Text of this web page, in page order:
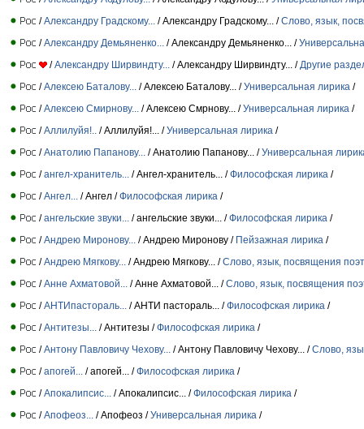
/Александру Градскому... / Александру Градскому... /Слово, язык,
/Александру Демьяненко... / Александру Демьяненко... /
/Александру Ширвиндту... / Александру Ширвиндту... / Другие
/Алексею Баталову... / Алексею Баталову... /Универсальная лирика /
/Алексею Смирнову... / Алексею Смрнову... /Универсальная лирика /
/Аллилуйя!.. / Аллилуйя!... /Универсальная лирика /
/Анатолию Папанову... / Анатолию Папанову... /Универсальная
/ангел-хранитель... / Ангел-хранитель... /Философская лирика /
/Ангел... / Ангел /Философская лирика /
/ангельские звуки... / ангельские звуки... /Философская лирика /
/Андрею Миронову... / Андрею Миронову / Пейзажная лирика /
/Андрею Мягкову... / Андрею Мягкову... /Слово, язык, посвящения
/Анне Ахматовой... / Анне Ахматовой... /Слово, язык, посвящения
/АНТИпастораль... / АНТИ пастораль... /Философская лирика /
/Антитезы... / Антитезы /Философская лирика /
/Антону Павловичу Чехову... / Антону Павловичу Чехову... /Слово,
/апогей... / апогей... /Философская лирика /
/Апокалипсис... / Апокалипсис... /Философская лирика /
/Апофеоз... / Апофеоз /Универсальная лирика /